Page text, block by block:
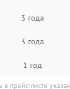
3 года
3 года
1 год
в прайс-листе